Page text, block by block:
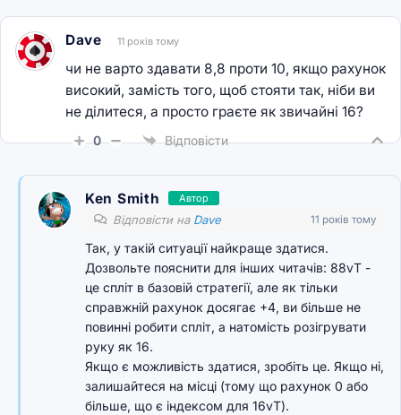
Dave 11 років тому
чи не варто здавати 8,8 проти 10, якщо рахунок
високий, замість того, щоб стояти так, ніби ви
не ділитеся, а просто граєте як звичайні 16?
0 Відповісти
Ken Smith Автор
Відповісти на Dave 11 років тому
Так, у такій ситуації найкраще здатися.
Дозвольте пояснити для інших читачів: 88vT -
це спліт в базовій стратегії, але як тільки
справжній рахунок досягає +4, ви більше не
повинні робити спліт, а натомість розігрувати
руку як 16.
Якщо є можливість здатися, зробіть це. Якщо ні,
залишайтеся на місці (тому що рахунок 0 або
більше, що є індексом для 16vT).